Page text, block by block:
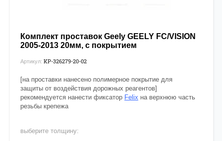
Комплект проставок Geely GEELY FC/VISION
2005-2013 20мм, с покрытием
Артикул: KP-326279-20-02
[на проставки нанесено полимерное покрытие для
защиты от воздействия дорожных реагентов]
рекомендуется нанести фиксатор Felix на верхнюю часть
резьбы крепежа
выберите толщину: